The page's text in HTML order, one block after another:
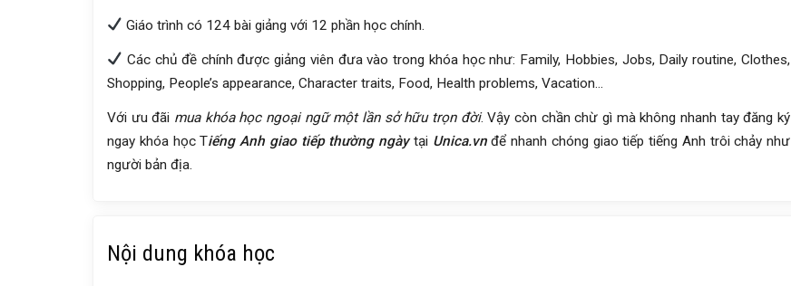
Giáo trình có 124 bài giảng với 12 phần học chính.
Các chủ đề chính được giảng viên đưa vào trong khóa học như: Family, Hobbies, Jobs, Daily routine, Clothes,
Shopping, People’s appearance, Character traits, Food, Health problems, Vacation...
Với ưu đãi mua khóa học ngoại ngữ một lần sở hữu trọn đời. Vậy còn chần chừ gì mà không nhanh tay đăng ký
ngay khóa học Tiếng Anh giao tiếp thường ngàytại Unica.vnđể nhanh chóng giao tiếp tiếng Anh trôi chảy như
người bản địa.
Nội dung khóa học